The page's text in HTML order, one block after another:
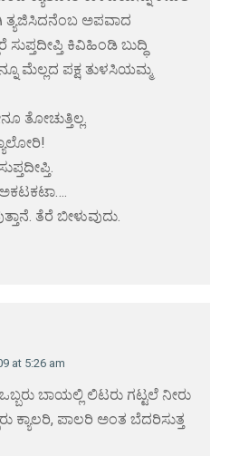
ತ್ಯಜಿಸಿದನೆಂಬ ಅಪವಾದ
ಸುಪ್ತದೀಪ್ತಿ ಕಿವಿಹಿಂಡಿ ಬುದ್ಧಿ
ಮೆಲ್ಲದ ಪಕ್ಷ ತುಳಸಿಯಮ್ಮ
ತೋಚುತ್ತಿಲ್ಲ.
ಅಕಟಕಟಾ….
ತೆರೆ ಬೀಳುವುದು.
at 5:26 am
ಬಾಯಲ್ಲಿ ಲಿಟರು ಗಟ್ಟಲೆ ನೀರು
ಕ್ಯಾಲರಿ, ಪಾಲರಿ ಅಂತ ಬೆದರಿಸುತ್ತ